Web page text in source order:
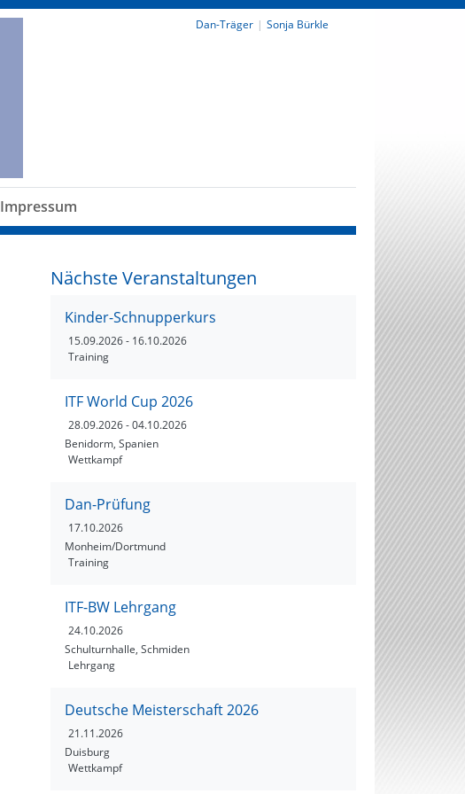
Dan-Träger Sonja Bürkle
Impressum
Nächste Veranstaltungen
Kinder-Schnupperkurs
15.09.2026- 16.10.2026
Training
ITF World Cup 2026
28.09.2026- 04.10.2026
Benidorm, Spanien
Wettkampf
Dan-Prüfung
17.10.2026
Monheim/Dortmund
Training
ITF-BW Lehrgang
24.10.2026
Schulturnhalle, Schmiden
Lehrgang
Deutsche Meisterschaft 2026
21.11.2026
Duisburg
Wettkampf